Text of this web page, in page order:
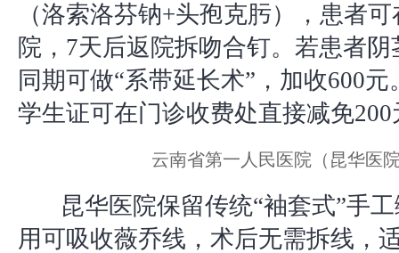
（洛索洛芬钠+头孢克肟），患者
院，7天后返院拆吻合钉。若患者
同期可做“系带延长术”，加收600
学生证可在门诊收费处直接减免
云南省第一人民医院（昆华医
昆华医院保留传统“袖套式”手
用可吸收薇乔线，术后无需拆线，